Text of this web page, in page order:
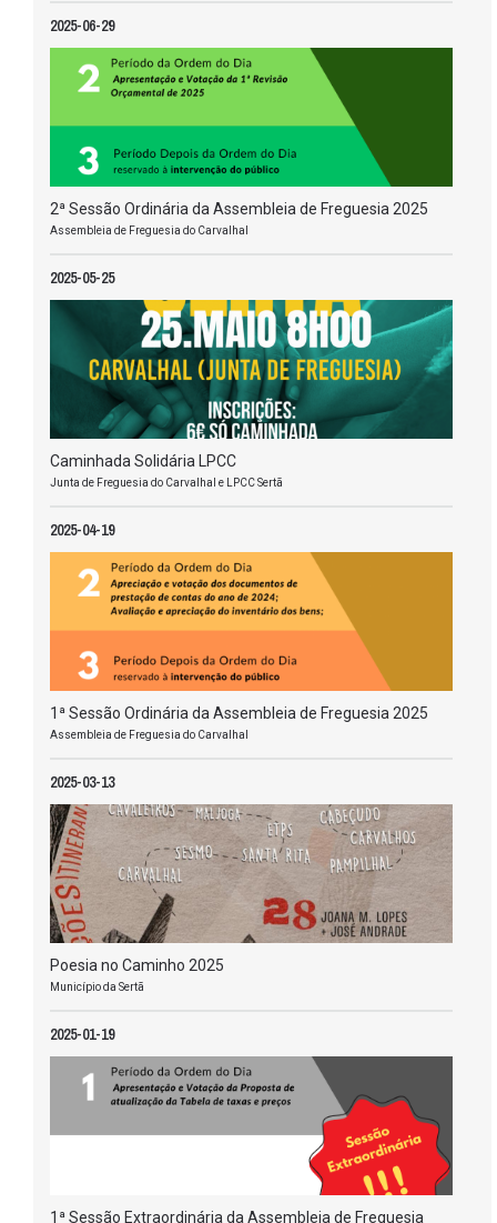
2025-06-29
2ª Sessão Ordinária da Assembleia de Freguesia 2025
Assembleia de Freguesia do Carvalhal
2025-05-25
Caminhada Solidária LPCC
Junta de Freguesia do Carvalhal e LPCC Sertã
2025-04-19
1ª Sessão Ordinária da Assembleia de Freguesia 2025
Assembleia de Freguesia do Carvalhal
2025-03-13
Poesia no Caminho 2025
Município da Sertã
2025-01-19
1ª Sessão Extraordinária da Assembleia de Freguesia